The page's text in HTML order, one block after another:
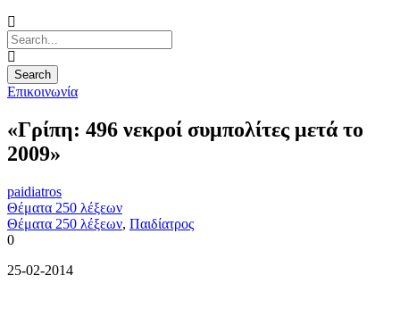
Επικοινωνία
«Γρίπη: 496 νεκροί συμπολίτες μετά το
2009»
paidiatros
Θέματα 250 λέξεων
Θέματα 250 λέξεων, Παιδίατρος
0
25-02-2014